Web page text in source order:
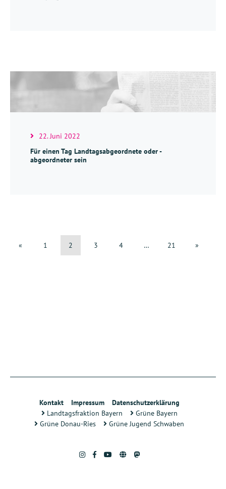
22. Juni 2022
Für einen Tag Landtagsabgeordnete oder -
abgeordneter sein
« 1 2 3 4 … 21 »
Kontakt Impressum
Datenschutzerklärung
Landtagsfraktion Bayern
Grüne Bayern
Grüne Donau-Ries
Grüne Jugend Schwaben